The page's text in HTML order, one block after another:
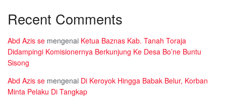
Recent Comments
Abd Azis se mengenai Ketua Baznas Kab. Tanah Toraja
Didampingi Komisionernya Berkunjung Ke Desa Bo’ne Buntu
Sisong
Abd Azis se mengenai Di Keroyok Hingga Babak Belur, Korban
Minta Pelaku Di Tangkap